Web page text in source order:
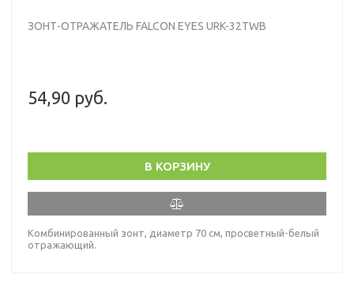
ЗОНТ-ОТРАЖАТЕЛЬ FALCON EYES URK-32TWB
54,90 руб.
В КОРЗИНУ
Комбинированный зонт, диаметр 70 см, просветный-белый
отражающий.